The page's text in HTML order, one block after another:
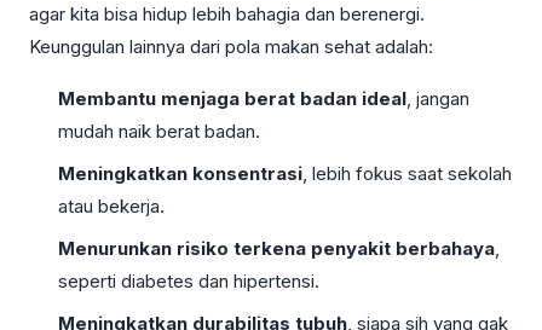
agar kita bisa hidup lebih bahagia dan berenergi.
Keunggulan lainnya dari pola makan sehat adalah:
Membantu menjaga berat badan ideal, jangan
mudah naik berat badan.
Meningkatkan konsentrasi, lebih fokus saat sekolah
atau bekerja.
Menurunkan risiko terkena penyakit berbahaya,
seperti diabetes dan hipertensi.
Meningkatkan durabilitas tubuh, siapa sih yang gak